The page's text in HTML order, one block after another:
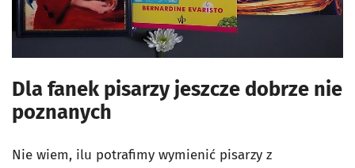
Dla fanek pisarzy jeszcze dobrze nie
poznanych
Nie wiem, ilu potrafimy wymienić pisarzy z